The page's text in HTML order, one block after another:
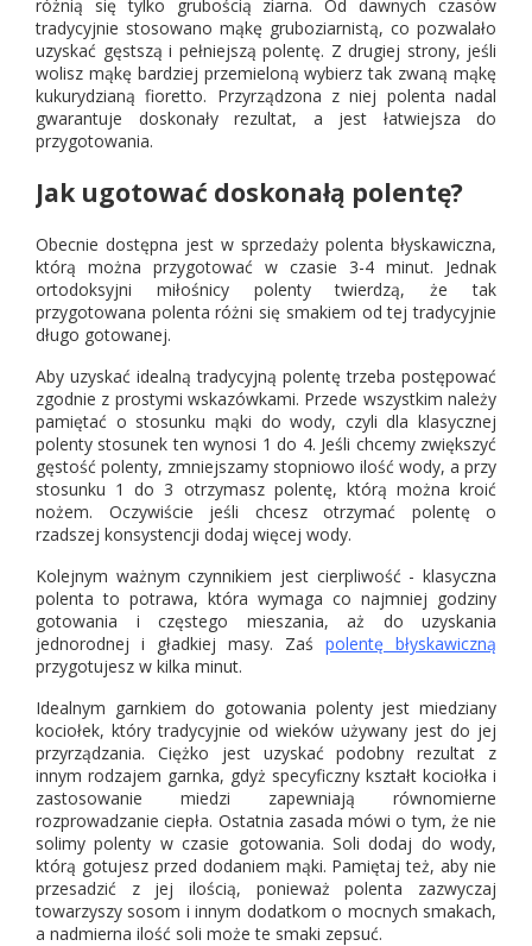
różnią się tylko grubością ziarna. Od dawnych czasów
tradycyjnie stosowano mąkę gruboziarnistą, co pozwalało
uzyskać gęstszą i pełniejszą polentę. Z drugiej strony, jeśli
wolisz mąkę bardziej przemieloną wybierz tak zwaną mąkę
kukurydzianą fioretto. Przyrządzona z niej polenta nadal
gwarantuje doskonały rezultat, a jest łatwiejsza do
przygotowania.
Jak ugotować doskonałą polentę?
Obecnie dostępna jest w sprzedaży polenta błyskawiczna,
którą można przygotować w czasie 3-4 minut. Jednak
ortodoksyjni miłośnicy polenty twierdzą, że tak
przygotowana polenta różni się smakiem od tej tradycyjnie
długo gotowanej.
Aby uzyskać idealną tradycyjną polentę trzeba postępować
zgodnie z prostymi wskazówkami. Przede wszystkim należy
pamiętać o stosunku mąki do wody, czyli dla klasycznej
polenty stosunek ten wynosi 1 do 4. Jeśli chcemy zwiększyć
gęstość polenty, zmniejszamy stopniowo ilość wody, a przy
stosunku 1 do 3 otrzymasz polentę, którą można kroić
nożem. Oczywiście jeśli chcesz otrzymać polentę o
rzadszej konsystencji dodaj więcej wody.
Kolejnym ważnym czynnikiem jest cierpliwość - klasyczna
polenta to potrawa, która wymaga co najmniej godziny
gotowania i częstego mieszania, aż do uzyskania
jednorodnej i gładkiej masy. Zaś polentę błyskawiczną
przygotujesz w kilka minut.
Idealnym garnkiem do gotowania polenty jest miedziany
kociołek, który tradycyjnie od wieków używany jest do jej
przyrządzania. Ciężko jest uzyskać podobny rezultat z
innym rodzajem garnka, gdyż specyficzny kształt kociołka i
zastosowanie miedzi zapewniają równomierne
rozprowadzanie ciepła. Ostatnia zasada mówi o tym, że nie
solimy polenty w czasie gotowania. Soli dodaj do wody,
którą gotujesz przed dodaniem mąki. Pamiętaj też, aby nie
przesadzić z jej ilością, ponieważ polenta zazwyczaj
towarzyszy sosom i innym dodatkom o mocnych smakach,
a nadmierna ilość soli może te smaki zepsuć.